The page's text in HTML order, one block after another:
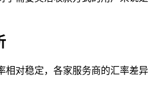
相对稳定，各家服务商的汇率差异